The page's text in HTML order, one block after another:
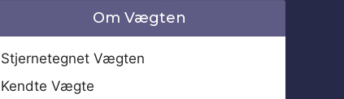
Om Vægten
Stjernetegnet Vægten
Kendte Vægte